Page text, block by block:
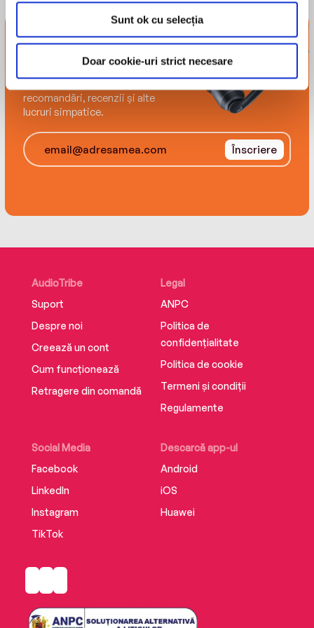
Sunt ok cu selecția
Doar cookie-uri strict necesare
Newsletter-ul
tribului
Înscrie-te și-ți trimitem
recomandări, recenzii și alte
lucruri simpatice.
Înscriere
AudioTribe
Suport
Despre noi
Creează un cont
Cum funcționează
Retragere din comandă
Social Media
Facebook
LinkedIn
Instagram
TikTok
Descarcă app-ul
Android
iOS
Huawei
Legal
ANPC
Politica de
confidențialitate
Politica de cookie
Termeni și condiții
Regulamente